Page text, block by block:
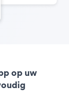
op uw